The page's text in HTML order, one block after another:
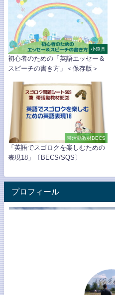
小道具
初心者のための「英語エッセー＆
スピーチの書き方」＜保存版＞
帯活動教材BECS
「英語でスゴロクを楽しむための
表現18」〔BECS/SQS〕
プロフィール